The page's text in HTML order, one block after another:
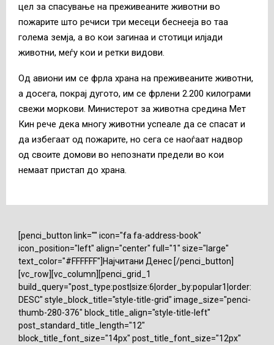
цел за спасување на преживеаните животни во
пожарите што речиси три месеци беснееја во таа
голема земја, а во кои загинаа и стотици илјади
животни, меѓу кои и ретки видови.
Од aвиони им се фрла храна на преживеаните животни,
а досега, покрај дугото, им се фрлени 2.200 килограми
свежи моркови. Министерот за животна средина Мет
Кин рече дека многу животни успеале да се спасат и
да избегаат од пожарите, но сега се наоѓаат надвор
од своите домови во непознати предели во кои
немаат пристап до храна.
[penci_button link="" icon="fa fa-address-book"
icon_position="left" align="center" full="1" size="large"
text_color="#FFFFFF"]Најчитани Денес [/penci_button]
[vc_row][vc_column][penci_grid_1
build_query="post_type:post|size:6|order_by:popular1|order:
DESC" style_block_title="style-title-grid" image_size="penci-
thumb-280-376" block_title_align="style-title-left"
post_standard_title_length="12"
block_title_font_size="14px" post_title_font_size="12px"